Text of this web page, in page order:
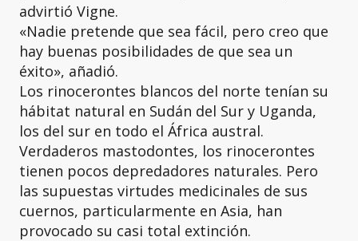
advirtió Vigne.
«Nadie pretende que sea fácil, pero creo que
hay buenas posibilidades de que sea un
éxito», añadió.
Los rinocerontes blancos del norte tenían su
hábitat natural en Sudán del Sur y Uganda,
los del sur en todo el África austral.
Verdaderos mastodontes, los rinocerontes
tienen pocos depredadores naturales. Pero
las supuestas virtudes medicinales de sus
cuernos, particularmente en Asia, han
provocado su casi total extinción.